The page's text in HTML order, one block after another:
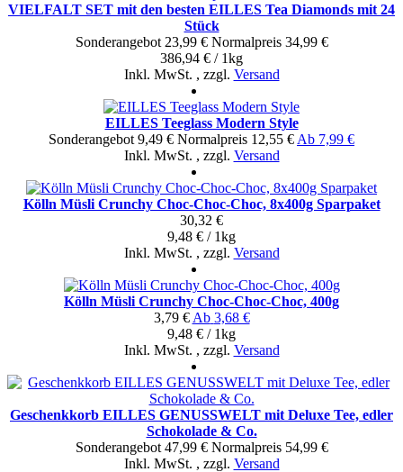
VIELFALT SET mit den besten EILLES Tea Diamonds mit 24
Stück
Sonderangebot 23,99 € Normal­preis 34,99 €
386,94 € / 1kg
Inkl. MwSt. , zzgl. Versand
EILLES Teeglass Modern Style
Sonderangebot 9,49 € Normal­preis 12,55 € Ab 7,99 €
Inkl. MwSt. , zzgl. Versand
Kölln Müsli Crunchy Choc-Choc-Choc, 8x400g Sparpaket
30,32 €
9,48 € / 1kg
Inkl. MwSt. , zzgl. Versand
Kölln Müsli Crunchy Choc-Choc-Choc, 400g
3,79 € Ab 3,68 €
9,48 € / 1kg
Inkl. MwSt. , zzgl. Versand
Geschenkkorb EILLES GENUSSWELT mit Deluxe Tee, edler
Schokolade & Co.
Sonderangebot 47,99 € Normal­preis 54,99 €
Inkl. MwSt. , zzgl. Versand